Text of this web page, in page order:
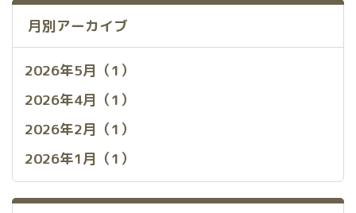
月別アーカイブ
2026年5月（1）
2026年4月（1）
2026年2月（1）
2026年1月（1）